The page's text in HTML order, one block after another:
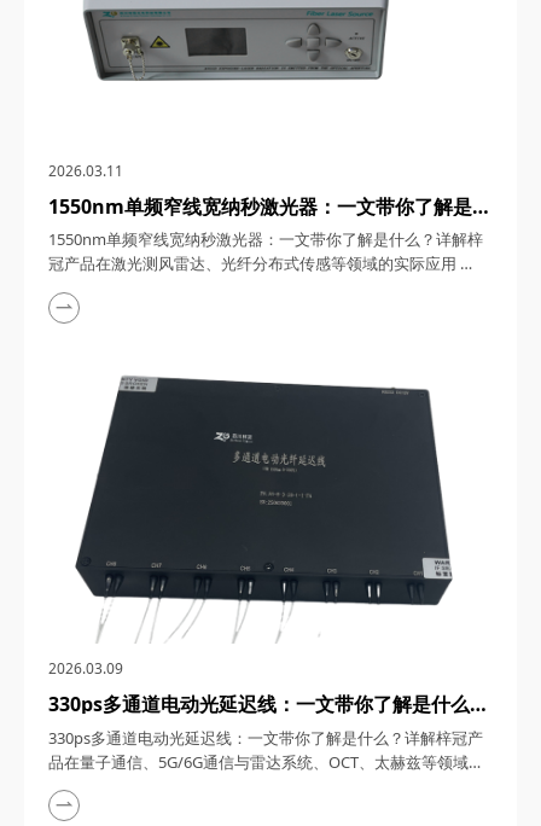
2026.03.11
1550nm单频窄线宽纳秒激光器：一文带你了解是什
么？详解梓冠产品在激光测风雷达、光纤分布式传感
等领域的实际应用
1550nm单频窄线宽纳秒激光器：一文带你了解是什么？详解梓
冠产品在激光测风雷达、光纤分布式传感等领域的实际应用
1550nm单频窄线宽纳秒激光器，在激光技术的浩瀚星空中，犹
如一颗璀璨的明星，以其独特的光学特性和广泛的应用领域，吸
越的性能和稳定的表现，成为了市场上的热门之...
2026.03.09
330ps多通道电动光延迟线：一文带你了解是什么？
详解梓冠产品在量子通信、5G/6G通信与雷达系
统、OCT、太赫兹等领域的实际应用
330ps多通道电动光延迟线：一文带你了解是什么？详解梓冠产
品在量子通信、5G/6G通信与雷达系统、OCT、太赫兹等领域的
实际应用 330ps多通道电动光延迟线，在光通信与光电子技术的
飞速发展中，凭借其高精度、多通道、可调可控等特性，在量子